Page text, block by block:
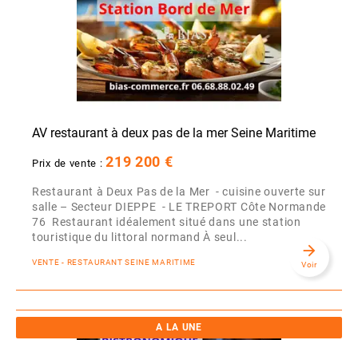
AV restaurant à deux pas de la mer Seine Maritime
Prix de vente :219 200 €
Restaurant à Deux Pas de la Mer - cuisine ouverte sur
salle – Secteur DIEPPE - LE TREPORT Côte Normande
76 Restaurant idéalement situé dans une station
touristique du littoral normand À seul...
VENTE - RESTAURANT SEINE MARITIME
arrow_forward
Voir
A LA UNE